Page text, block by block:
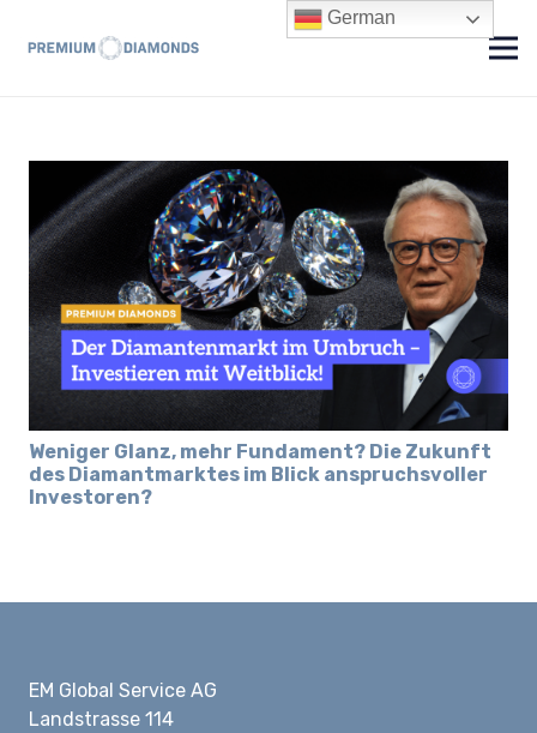
Weniger Glanz, mehr Fundament? Die Zukunft
des Diamantmarktes im Blick anspruchsvoller
Investoren?
EM Global Service AG
Landstrasse 114
German